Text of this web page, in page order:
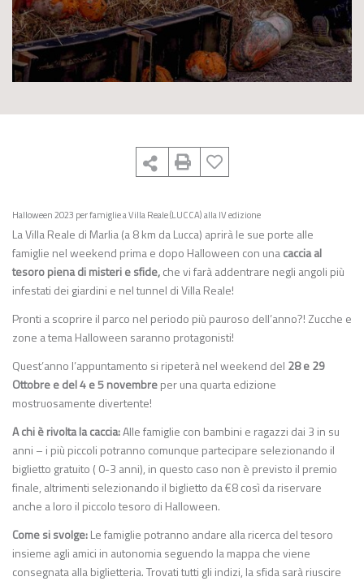
Halloween 2023 per famiglie a Villa Reale (LUCCA) alla IV edizione
La Villa Reale di Marlia (a 8 km da Lucca) aprirà le sue porte alle
famiglie nel weekend prima e dopo Halloween con unacaccia al
tesoro piena di misteri e sfide,che vi farà addentrare negli angoli più
infestati dei giardini e nel tunnel di Villa Reale!
Pronti a scoprire il parco nel periodo più pauroso dell’anno?! Zucche e
zone a tema Halloween saranno protagonisti!
Quest’anno l’appuntamento si ripeterà nel weekend del 28 e 29
Ottobre e del 4 e 5 novembreper una quarta edizione
mostruosamente divertente!
A chi è rivolta la caccia:Alle famiglie con bambini e ragazzi dai 3 in su
anni – i più piccoli potranno comunque partecipare selezionando il
biglietto gratuito ( 0-3 anni), in questo caso non è previsto il premio
finale, altrimenti selezionando il biglietto da €8 così da riservare
anche a loro il piccolo tesoro di Halloween.
Come si svolge:Le famiglie potranno andare alla ricerca del tesoro
insieme agli amici in autonomia seguendo la mappa che viene
consegnata alla biglietteria. Trovati tutti gli indizi, la sfida sarà riuscire